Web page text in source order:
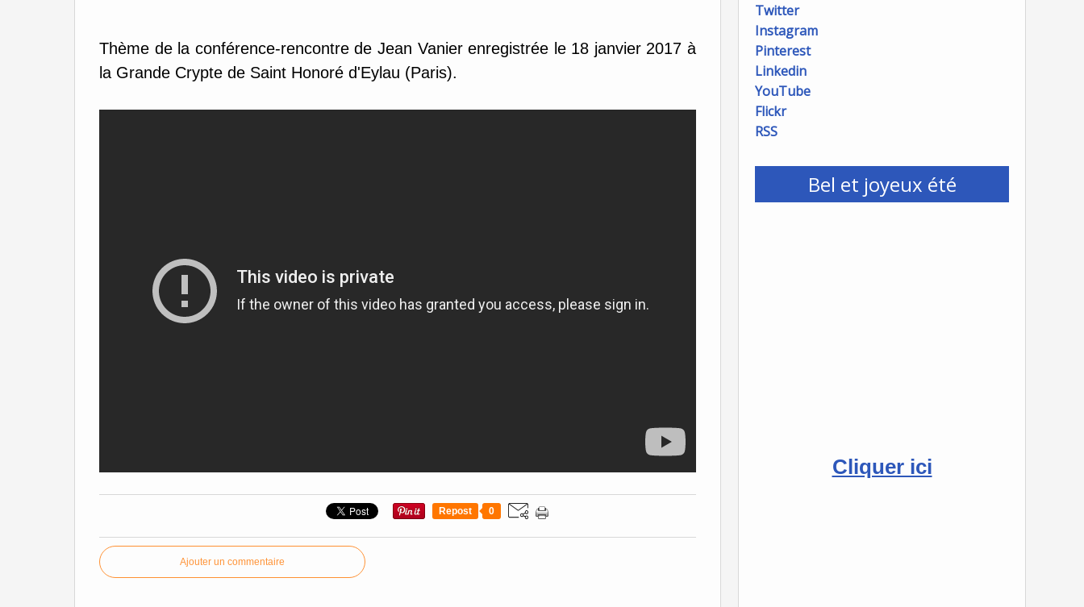
Twitter
Instagram
Pinterest
Linkedin
YouTube
Flickr
RSS
Bel et joyeux été
Cliquer ici
Thème de la conférence-rencontre de Jean Vanier enregistrée le 18 janvier 2017 à
la Grande Crypte de Saint Honoré d'Eylau (Paris).
Repost 0
Ajouter un commentaire